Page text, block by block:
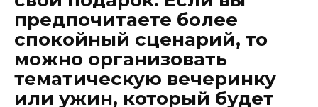
предпочитаете более
спокойный сценарий, то
можно организовать
тематическую вечеринку
или ужин, который будет